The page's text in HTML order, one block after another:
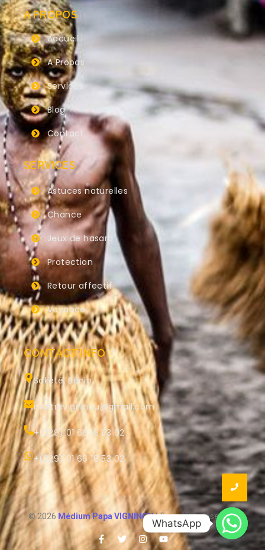
A PROPOS
Accueil
A Propos
Services
Blog
Contact
SERVICES
Astuces naturelles
Chance
Jeux de hasard
Protection
Retour affectif
Voyance
CONTACT INFO
Sakété, Bénin.
maitrevigninou@gmail.com
+(229) 01 66 18 53 02
+(229) 01 66 18 53 02
© 2026 Médium Papa VIGNINOU| Tous droits réservés.
WhatsApp